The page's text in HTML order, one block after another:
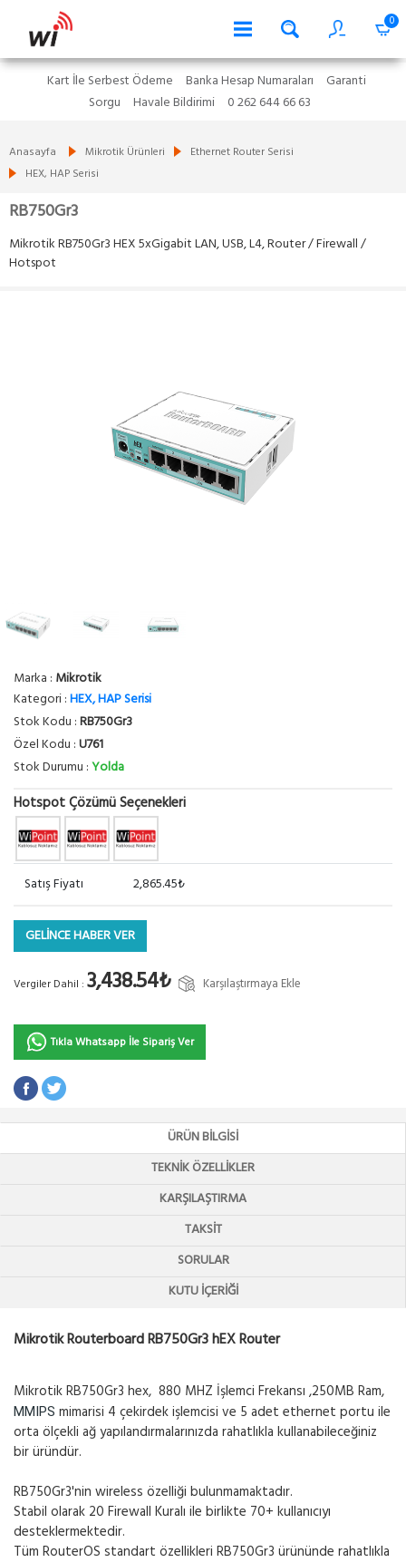
0
Kart İle Serbest Ödeme Banka Hesap Numaraları
Garanti
Sorgu
Havale Bildirimi 0 262 644 66 63
Anasayfa Mikrotik Ürünleri
Ethernet Router Serisi
HEX, HAP Serisi
RB750Gr3
Mikrotik RB750Gr3 HEX 5xGigabit LAN, USB, L4, Router / Firewall /
Hotspot
Marka : Mikrotik
Kategori :HEX, HAP Serisi
Stok Kodu :RB750Gr3
Özel Kodu :U761
Stok Durumu :Yolda
Hotspot Çözümü Seçenekleri
Satış Fiyatı 2,865.45₺
GELİNCE HABER VER
Vergiler Dahil : 3,438.54₺ Karşılaştırmaya Ekle
Tıkla Whatsapp İle Sipariş Ver
ÜRÜN BILGISI
TEKNIK ÖZELLIKLER
KARŞILAŞTIRMA
TAKSIT
SORULAR
KUTU İÇERIĞI
Mikrotik Routerboard RB750Gr3 hEX Router
Mikrotik RB750Gr3 hex, 880 MHZ İşlemci Frekansı ,250MB Ram,
MMIPS mimarisi 4 çekirdek işlemcisi ve 5 adet ethernet portu ile
orta ölçekli ağ yapılandırmalarınızda rahatlıkla kullanabileceğiniz
bir üründür.
RB750Gr3'nin wireless özelliği bulunmamaktadır.
Stabil olarak 20 Firewall Kuralı ile birlikte 70+ kullanıcıyı
desteklermektedir.
Tüm RouterOS standart özellikleri RB750Gr3 ürününde rahatlıkla